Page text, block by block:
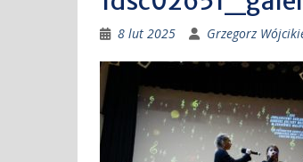
8 lut 2025 Grzegorz